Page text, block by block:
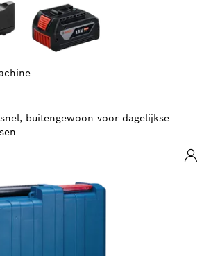
buitengewoon voor dagelijkse